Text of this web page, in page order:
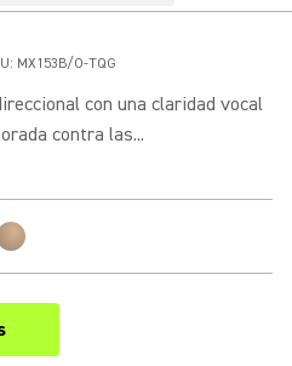
MX153B/O-TQG
con una claridad vocal
contra las...